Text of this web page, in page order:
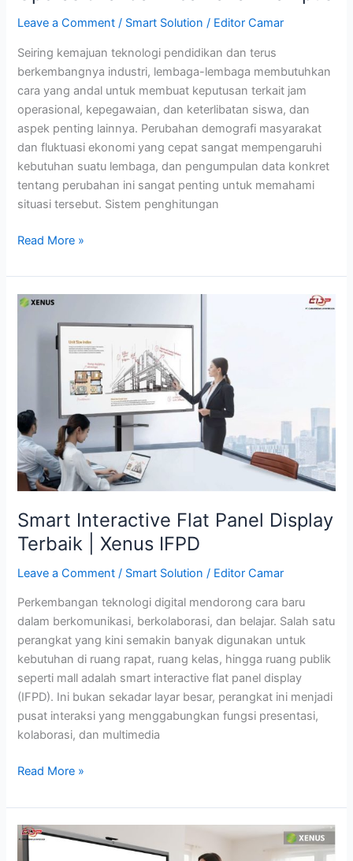
Leave a Comment / Smart Solution / Editor Camar
Seiring kemajuan teknologi pendidikan dan terus
berkembangnya industri, lembaga-lembaga membutuhkan
cara yang andal untuk membuat keputusan terkait jam
operasional, kepegawaian, dan keterlibatan siswa, dan
aspek penting lainnya. Perubahan demografi masyarakat
dan fluktuasi ekonomi yang cepat sangat mempengaruhi
kebutuhan suatu lembaga, dan pengumpulan data konkret
tentang perubahan ini sangat penting untuk memahami
situasi tersebut. Sistem penghitungan
Read More »
Smart Interactive Flat Panel Display
Terbaik | Xenus IFPD
Leave a Comment / Smart Solution / Editor Camar
Perkembangan teknologi digital mendorong cara baru
dalam berkomunikasi, berkolaborasi, dan belajar. Salah satu
perangkat yang kini semakin banyak digunakan untuk
kebutuhan di ruang rapat, ruang kelas, hingga ruang publik
seperti mall adalah smart interactive flat panel display
(IFPD). Ini bukan sekadar layar besar, perangkat ini menjadi
pusat interaksi yang menggabungkan fungsi presentasi,
kolaborasi, dan multimedia
Smart
Interactive
|
Xenus
IFPD
Read More »
Layer
Interaktif